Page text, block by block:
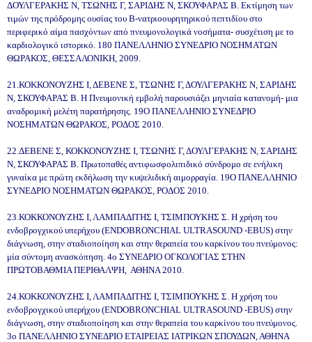
ΔΟΥΛΓΕΡΑΚΗΣ Ν, ΤΣΩΝΗΣ Γ, ΣΑΡΙΔΗΣ Ν, ΣΚΟΥΦΑΡΑΣ Β. Εκτίμηση των
τιμών της πρόδρομης ουσίας του Β-νατριοουρητηρικού πεπτιδίου στο
περιφερικό αίμα πασχόντων από πνευμονολογικά νοσήματα- συσχέτιση με το
καρδιολογικό ιστορικό. 180 ΠΑΝΕΛΛΗΝΙΟ ΣΥΝΕΔΡΙΟ ΝΟΣΗΜΑΤΩΝ
ΘΩΡΑΚΟΣ, ΘΕΣΣΑΛΟΝΙΚΗ, 2009.
21.ΚΟΚΚΟΝΟΥΖΗΣ Ι, ΔΕΒΕΝΕ Σ, ΤΣΩΝΗΣ Γ, ΔΟΥΛΓΕΡΑΚΗΣ Ν, ΣΑΡΙΔΗΣ
Ν, ΣΚΟΥΦΑΡΑΣ Β. Η Πνευμονική εμβολή παρουσιάζει μηνιαία κατανομή- μια
αναδρομική μελέτη παρατήρησης. 19Ο ΠΑΝΕΛΛΗΝΙΟ ΣΥΝΕΔΡΙΟ
ΝΟΣΗΜΑΤΩΝ ΘΩΡΑΚΟΣ, ΡΟΔΟΣ 2010.
22. ΔΕΒΕΝΕ Σ, ΚΟΚΚΟΝΟΥΖΗΣ Ι, ΤΣΩΝΗΣ Γ, ΔΟΥΛΓΕΡΑΚΗΣ Ν, ΣΑΡΙΔΗΣ
Ν, ΣΚΟΥΦΑΡΑΣ Β. Πρωτοπαθές αντιφωσφολιπιδικό σύνδρομο σε ενήλικη
γυναίκα με πρώτη εκδήλωση την κυψελιδική αιμορραγία. 19Ο ΠΑΝΕΛΛΗΝΙΟ
ΣΥΝΕΔΡΙΟ ΝΟΣΗΜΑΤΩΝ ΘΩΡΑΚΟΣ, ΡΟΔΟΣ 2010.
23.ΚΟΚΚΟΝΟΥΖΗΣ Ι, ΛΑΜΠΑΔΙΤΗΣ Ι, ΤΣΙΜΠΟΥΚΗΣ Σ. Η χρήση του
ενδοβρογχικού υπερήχου (ENDOBRONCHIAL ULTRASOUND -EBUS) στην
διάγνωση, στην σταδιοποίηση και στην θεραπεία του καρκίνου του πνεύμονος:
μία σύντομη ανασκόπηση. 4ο ΣΥΝΕΔΡΙΟ ΟΓΚΟΛΟΓΙΑΣ ΣΤΗΝ
ΠΡΩΤΟΒΑΘΜΙΑ ΠΕΡΙΘΑΛΨΗ, ΑΘΗΝΑ 2010.
24.ΚΟΚΚΟΝΟΥΖΗΣ Ι, ΛΑΜΠΑΔΙΤΗΣ Ι, ΤΣΙΜΠΟΥΚΗΣ Σ. Η χρήση του
ενδοβρογχικού υπερήχου (ENDOBRONCHIAL ULTRASOUND -EBUS) στην
διάγνωση, στην σταδιοποίηση και στην θεραπεία του καρκίνου του πνεύμονος.
3ο ΠΑΝΕΛΛΗΝΙΟ ΣΥΝΕΔΡΙΟ ΕΤΑΙΡΕΙΑΣ ΙΑΤΡΙΚΩΝ ΣΠΟΥΔΩΝ, ΑΘΗΝΑ